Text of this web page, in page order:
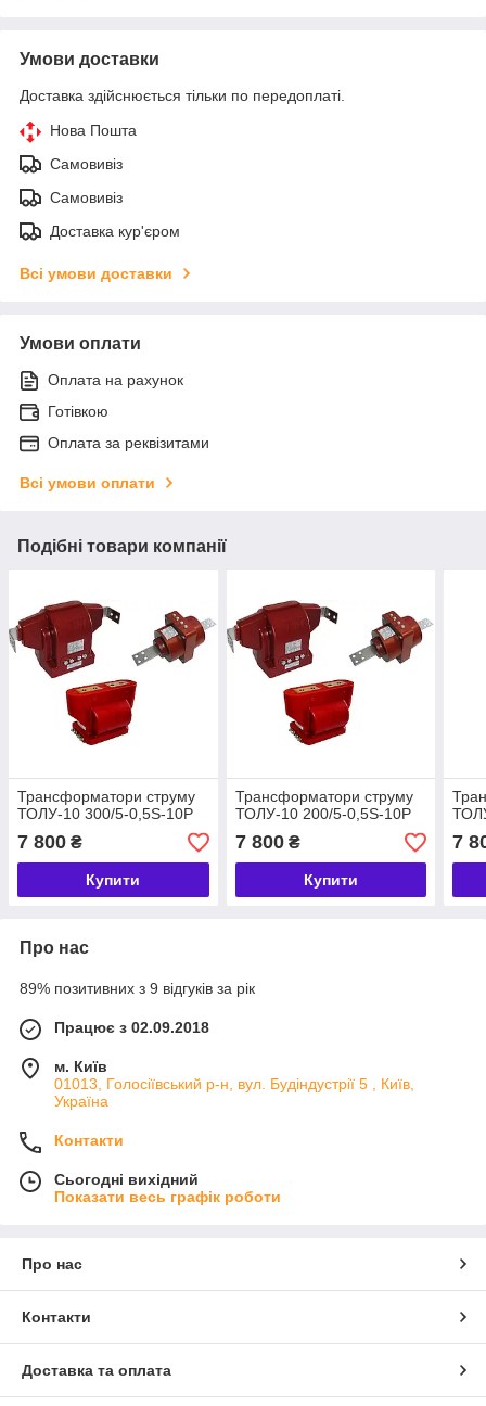
Умови доставки
Доставка здійснюється тільки по передоплаті.
Нова Пошта
Самовивіз
Самовивіз
Доставка кур'єром
Всі умови доставки
Умови оплати
Оплата на рахунок
Готівкою
Оплата за реквізитами
Всі умови оплати
Подібні товари компанії
Трансформатори струму
ТОЛУ-10 300/5-0,5S-10P
7 800 ₴
Купити
Трансформатори струму
ТОЛУ-10 200/5-0,5S-10P
7 800₴
Купити
7
Про нас
89% позитивних з 9 відгуків за рік
Працює з 02.09.2018
м. Київ
01013, Голосіївський р-н, вул. Будіндустрії 5 , Київ,
Україна
Контакти
Сьогодні вихідний
Показати весь графік роботи
Про нас
Контакти
Доставка та оплата